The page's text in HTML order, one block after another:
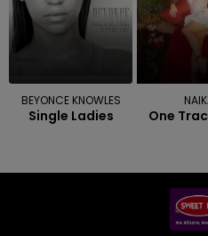
BEYONCE KNOWLES
Single Ladies One